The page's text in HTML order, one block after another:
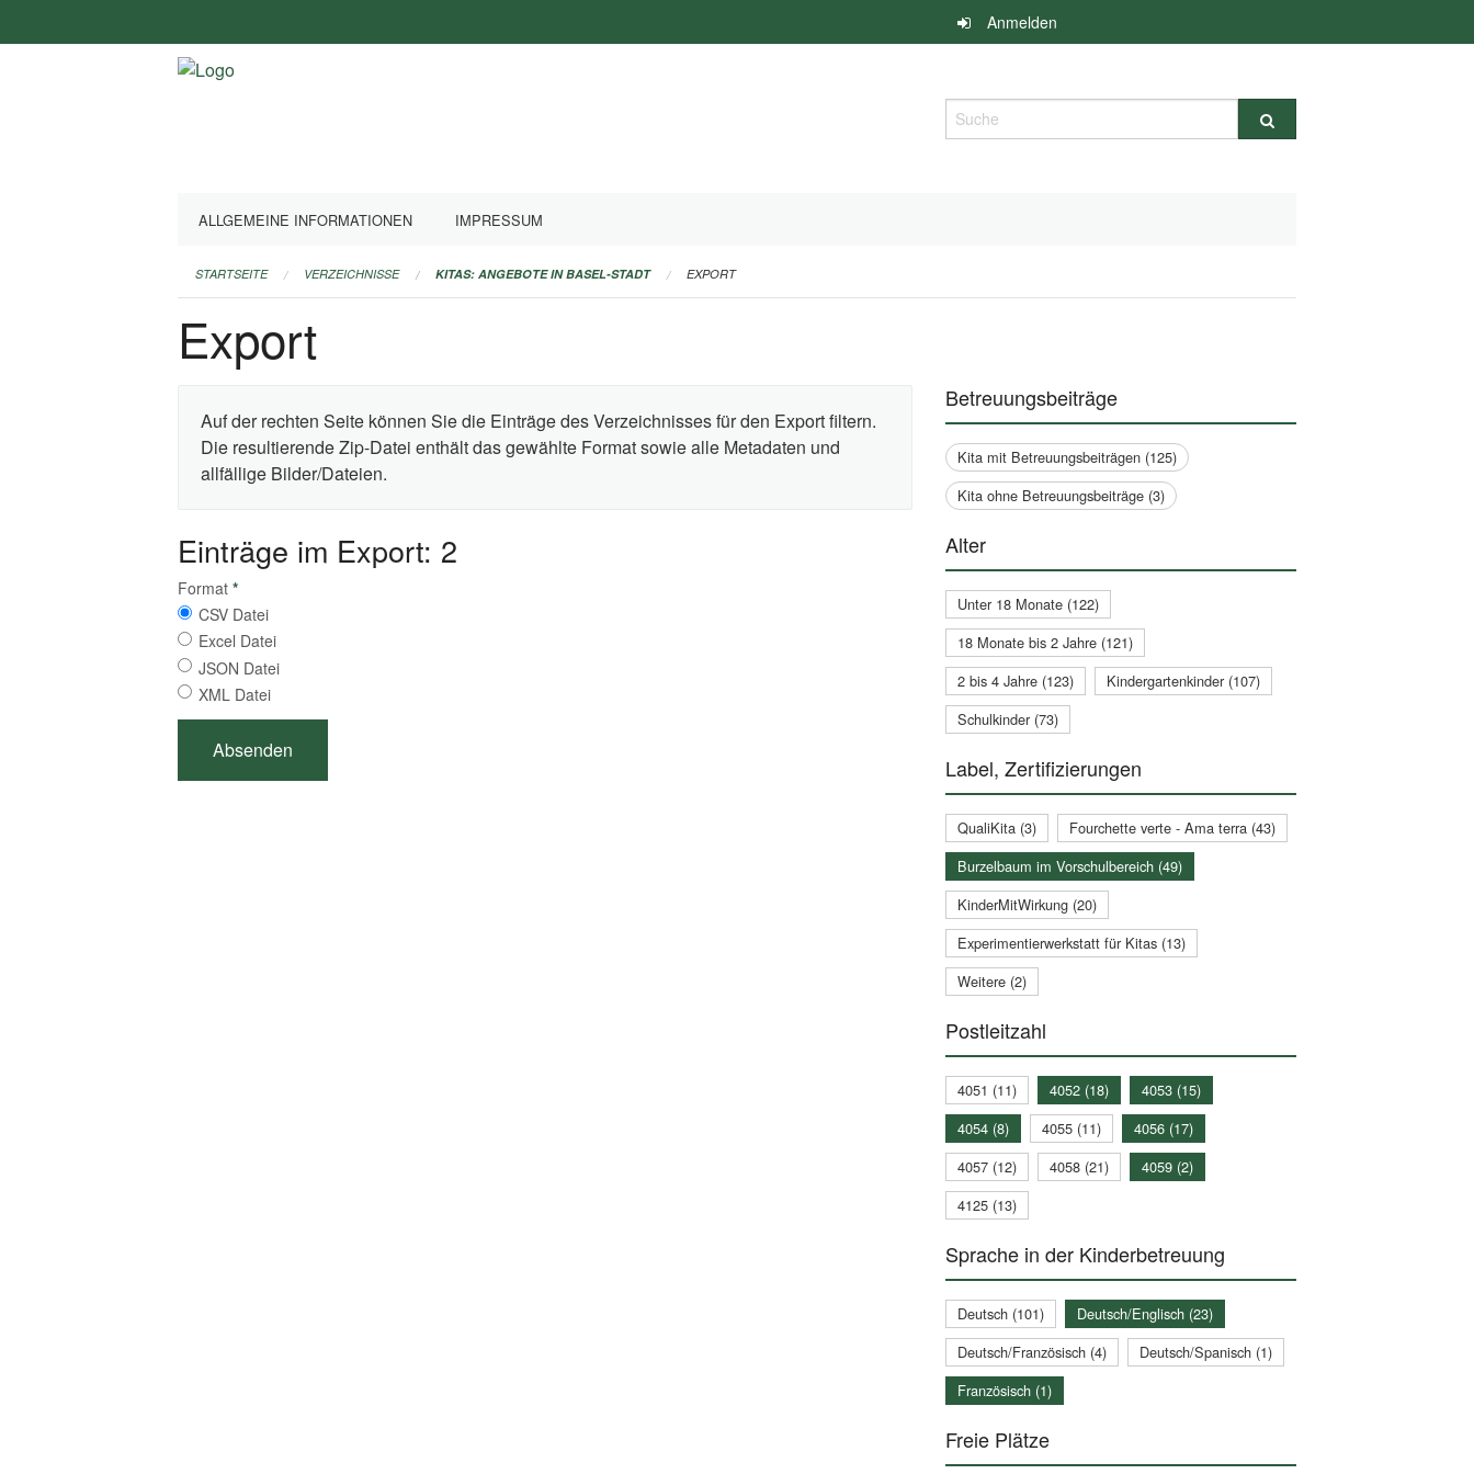
überspringen
Anmelden
Suche
ALLGEMEINE INFORMATIONEN IMPRESSUM
STARTSEITE VERZEICHNISSE KITAS: ANGEBOTE IN BASEL-STADT EXPORT
Export
Auf der rechten Seite können Sie die Einträge des Verzeichnisses für den Export filtern.
Die resultierende Zip-Datei enthält das gewählte Format sowie alle Metadaten und
allfällige Bilder/Dateien.
Einträge im Export: 2
Format *
CSV Datei
Excel Datei
JSON Datei
XML Datei
Betreuungsbeiträge
Kita mit Betreuungsbeiträgen (125)
Kita ohne Betreuungsbeiträge (3)
Alter
Unter 18 Monate (122)
18 Monate bis 2 Jahre (121)
2 bis 4 Jahre (123)
Kindergartenkinder (107)
Schulkinder (73)
Label, Zertifizierungen
QualiKita (3)
Fourchette verte - Ama terra (43)
Burzelbaum im Vorschulbereich (49)
KinderMitWirkung (20)
Experimentierwerkstatt für Kitas (13)
Weitere (2)
Postleitzahl
4051 (11) 4052 (18)
4053 (15)
4054 (8)
4055 (11)
4056 (17)
4057 (12)
4058 (21)
4059 (2)
4125 (13)
Sprache in der Kinderbetreuung
Deutsch (101)
Deutsch/Englisch (23)
Deutsch/Französisch (4)
Deutsch/Spanisch (1)
Französisch (1)
Freie Plätze